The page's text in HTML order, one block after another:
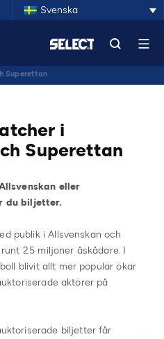
Svenska
Superettan
i
Superettan
eller
du biljetter.
publik i Allsvenskan och
2.5 miljoner åskådare. I
blivit allt mer populär ökar
aktörer på
biljetter får